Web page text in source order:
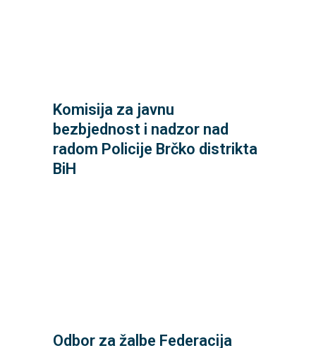
Komisija za javnu
bezbjednost i nadzor nad
radom Policije Brčko distrikta
BiHKomiisja za praćenje rada Vlade,
institucije Distrikta i predstavke
građana,
Mladena Maglova 1 Brčko 71100
Odbor za žalbe Federacija
033/ 219 190 dom.naroda.info